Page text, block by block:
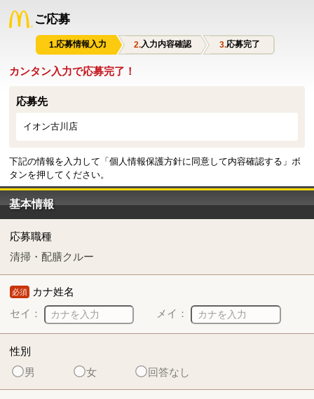
ご応募
応募情報入力 入力内容確認 応募完了
カンタン入力で応募完了！
応募先
イオン古川店
下記の情報を入力して「個人情報保護方針に同意して内容確認する」ボ
タンを押してください。
基本情報
応募職種
清掃・配膳クルー
必須 カナ姓名
セイ：
メイ：
性別
男
女 回答なし